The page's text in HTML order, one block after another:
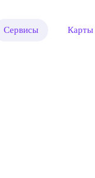
Сервисы Карты